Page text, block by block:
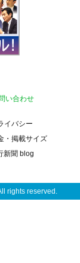
い合わせ
イバシー
・掲載サイズ
新聞 blog
rights reserved.